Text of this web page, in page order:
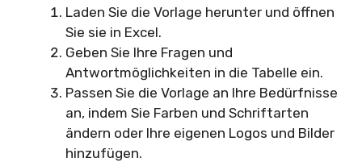
Laden Sie die Vorlage herunter und öffnen
Sie sie in Excel.
Geben Sie Ihre Fragen und
Antwortmöglichkeiten in die Tabelle ein.
Passen Sie die Vorlage an Ihre Bedürfnisse
an, indem Sie Farben und Schriftarten
ändern oder Ihre eigenen Logos und Bilder
hinzufügen.